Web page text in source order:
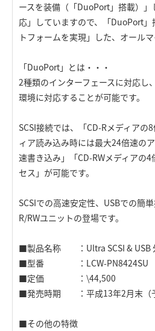
ースを装備（「DuoPort」搭載）
応」していますので、「DuoPort
トフォームを実現」した、オール
「DuoPort」とは・・・
2種類のインターフェースに対応し
環境に対応することが可能です。
SCSI接続では、「CD-Rメディア
ィア読み込み時には最大24倍速の
速書き込み」「CD-RWメディアの
セス」が可能です。
SCSIでの高速安定性、USBでの簡
R/RWユニットの登場です。
■製品名称 ：Ultra SCSI & USB
■型番 ：LCW-PN8424SU
■定価 ：\44,500
■発売時期 ：平成13年2月末（
■その他の特徴